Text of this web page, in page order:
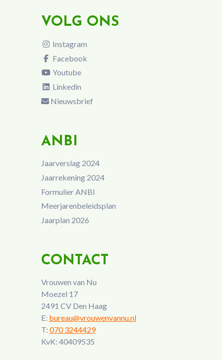
VOLG ONS
Instagram
Facebook
Youtube
Linkedin
Nieuwsbrief
ANBI
Jaarverslag 2024
Jaarrekening 2024
Formulier ANBI
Meerjarenbeleidsplan
Jaarplan 2026
CONTACT
Vrouwen van Nu
Moezel 17
2491 CV Den Haag
E: bureau@vrouwenvannu.nl
T: 070 3244429
KvK: 40409535